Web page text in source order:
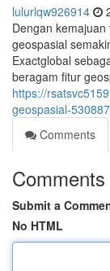
lulurlqw926914
Dengan
geospasial
Exactglobal
beragam fitur
https://
geospasial-
Comments
Comments
Submit a
No HTML